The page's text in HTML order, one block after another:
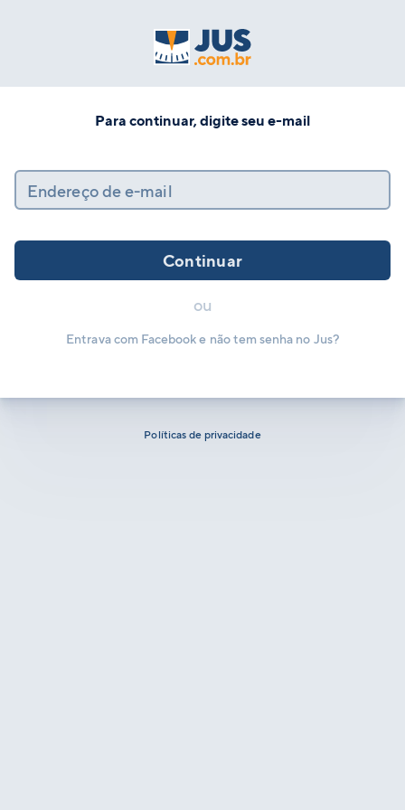
Para continuar, digite seu e-mail
Endereço de e-mail
Continuar
ou
Entrava com Facebook e não tem senha no Jus?
Políticas de privacidade